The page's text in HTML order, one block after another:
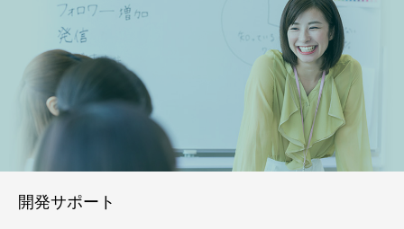
開発サポート
初めての方
サービス